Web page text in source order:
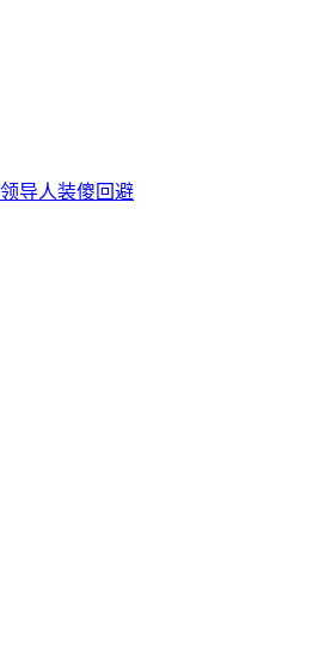
导人装傻回避